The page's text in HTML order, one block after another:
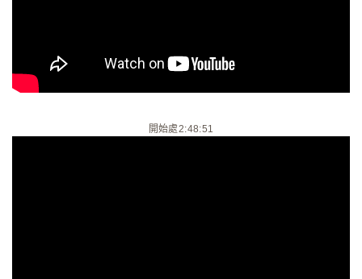
開始處2:48:51